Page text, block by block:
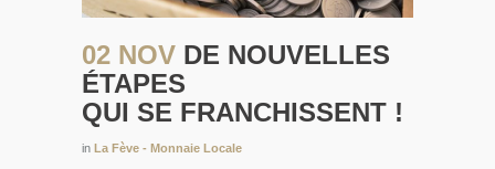
02 NOV DE NOUVELLES
ÉTAPES
QUI SE FRANCHISSENT !
in La Fève - Monnaie Locale